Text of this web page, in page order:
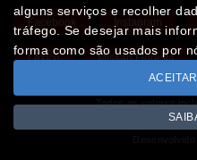
Facebook Instagram
Léxico Missão Floresta
Todos os valores
Copyright ©
alguns serviços e recolher
tráfego. Se desejar mais
forma como são usados por